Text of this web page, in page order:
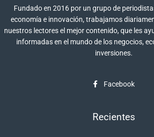
Fundado en 2016 por un grupo de
economía e innovación, trabajamos
nuestros lectores el mejor contenido, que les
informadas en el mundo de los negocios,
inversiones.
Facebook
Recientes